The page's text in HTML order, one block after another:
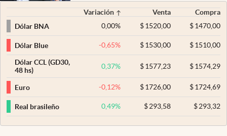
Variación Venta
Compra
Dólar BNA
0,00% $ 1520,00 $1470,00
Dólar Blue -0,65% $ 1530,00 $1510,00
Dólar CCL (GD30,
48 hs)
0,37% $ 1577,23 $1574,29
Euro -0,12% $ 1726,00 $1724,69
Real brasileño 0,49% $293,58 $293,32